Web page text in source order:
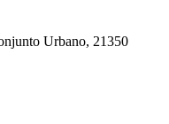
Urbano, 21350